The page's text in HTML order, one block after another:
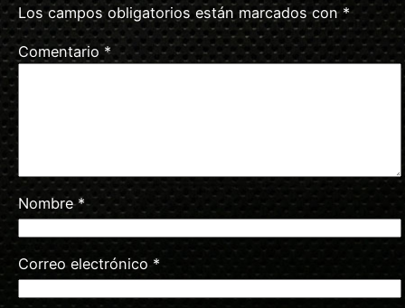
Los campos obligatorios están marcados con *
Comentario*
Nombre*
Correo electrónico*